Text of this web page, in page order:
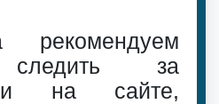
следить за
на сайте,